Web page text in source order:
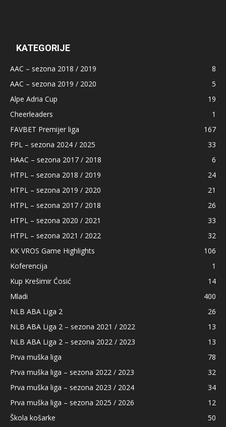
KATEGORIJE
AAC – sezona 2018 / 2019
8
AAC – sezona 2019 / 2020
5
Alpe Adria Cup
19
Cheerleaders
1
FAVBET Premijer liga
167
FPL – sezona 2024 / 2025
33
HAAC – sezona 2017 / 2018
6
HTPL – sezona 2018 / 2019
24
HTPL – sezona 2019 / 2020
21
HTPL – sezona 2017 / 2018
26
HTPL – sezona 2020 / 2021
33
HTPL – sezona 2021 / 2022
32
KK VROS Game Highlights
106
Koferencija
1
Kup Krešimir Ćosić
14
Mladi
400
NLB ABA Liga 2
26
NLB ABA Liga 2 – sezona 2021 / 2022
13
NLB ABA Liga 2 – sezona 2022 / 2023
13
Prva muška liga
78
Prva muška liga – sezona 2022 / 2023
32
Prva muška liga – sezona 2023 / 2024
34
Prva muška liga – sezona 2025 / 2026
12
Škola košarke
50